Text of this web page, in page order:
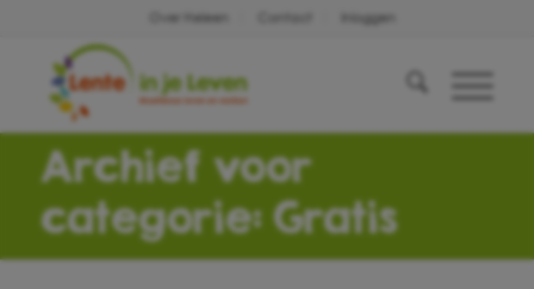
Over Heleen Inloggen
Archief voor
categorie: Gratis